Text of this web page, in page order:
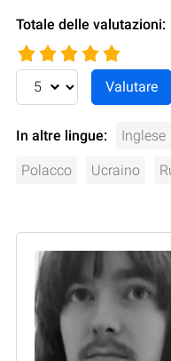
Totale delle valutazioni:
In altre lingue: Inglese
Polacco Ucraino